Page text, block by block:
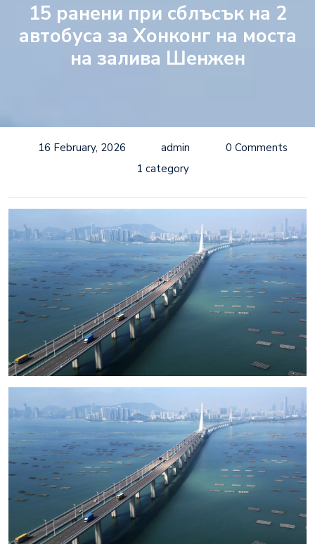
15 ранени при сблъсък на 2
автобуса за Хонконг на моста
на залива Шенжен
16 February, 2026 admin
0 Comments
1 category